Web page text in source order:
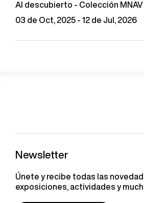
Al descubierto - Colección MNAV
03 de Oct, 2025 - 12 de Jul, 2026
Newsletter
Únete y recibe todas las
exposiciones, actividades y